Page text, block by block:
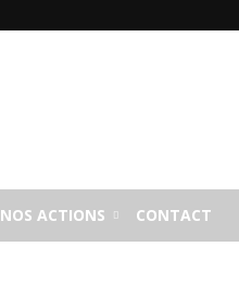
NOS ACTIONS CONTACT